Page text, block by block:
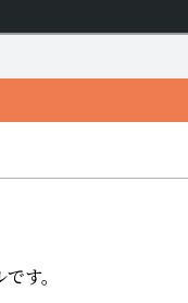
す。